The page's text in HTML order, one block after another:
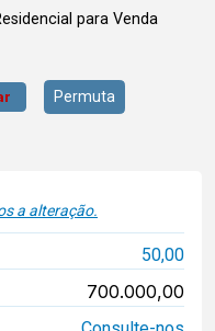
para Venda
Permuta
a alteração.
50,00
700.000,00